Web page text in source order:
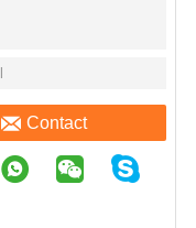
Contact